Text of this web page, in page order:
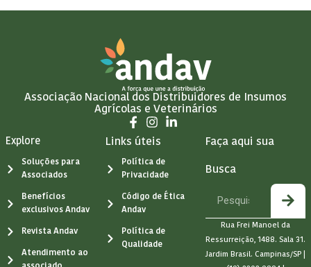
Associação Nacional dos Distribuidores de Insumos
Agrícolas e Veterinários
Explore
Soluções para
Associados
Benefícios
exclusivos Andav
Revista Andav
Atendimento ao
Links úteis
Política de
Privacidade
Código de Ética
Andav
Política de
Qualidade
Faça aqui sua
Busca
Rua Frei Manoel da
Ressurreição, 1488. Sala 31.
Jardim Brasil. Campinas/SP |